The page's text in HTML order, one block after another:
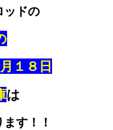
ッドの
１８日
は
す！！